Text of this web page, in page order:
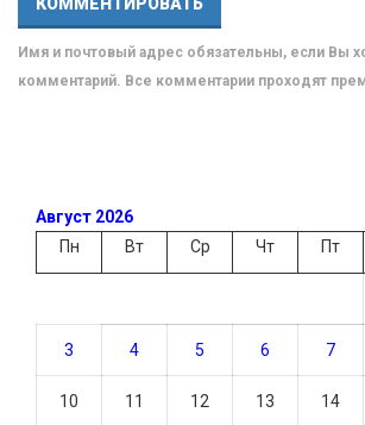
Имя и почтовый адрес обязательны, если Вы
комментарий. Все комментарии проходят
Август 2026
Пн
Вт Ср Чт Пт
3 4 5 6 7
10 11 12 13 14